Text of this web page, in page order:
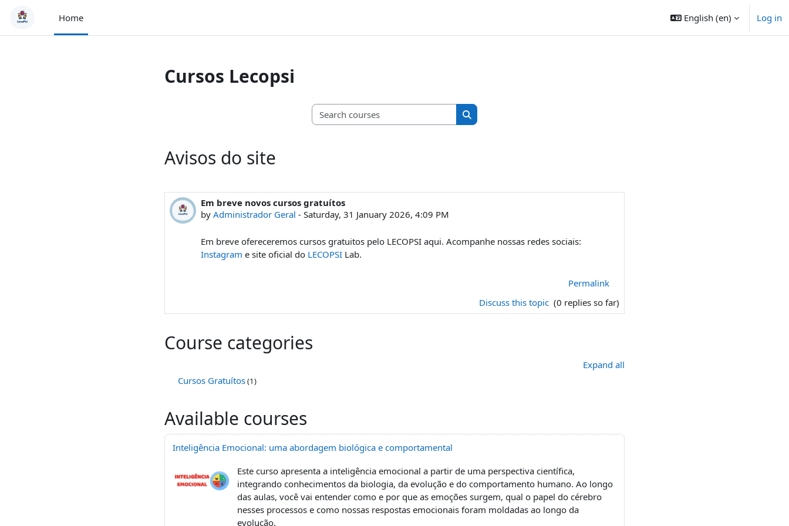
Home
English ‎(en)‎ Log in
Cursos Lecopsi
Search courses
Search courses
Avisos do site
Em breve novos cursos gratuítos
by Administrador Geral - Saturday, 31 January 2026, 4:09 PM
Em breve ofereceremos cursos gratuitos pelo LECOPSI aqui. Acompanhe nossas redes sociais:
Instagram e site oficial do LECOPSI Lab.
Permalink
Discuss this topic (0 replies so far)
Course categories
Expand all
Cursos Gratuítos(1)
Available courses
Inteligência Emocional: uma abordagem biológica e comportamental
Este curso apresenta a inteligência emocional a partir de uma perspectiva científica,
integrando conhecimentos da biologia, da evolução e do comportamento humano. Ao longo
das aulas, você vai entender como e por que as emoções surgem, qual o papel do cérebro
nesses processos e como nossas respostas emocionais foram moldadas ao longo da
evolução.